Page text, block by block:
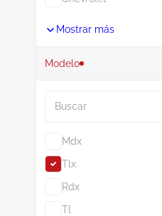
Mostrar más
Modelo
Mdx
Tlx
Rdx
Tl